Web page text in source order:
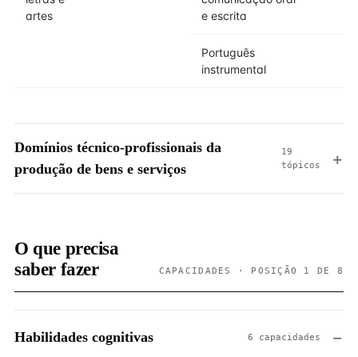
artes
e escrita
Português
instrumental
Domínios técnico-profissionais da
produção de bens e serviços
19
tópicos
O que precisa
saber fazer
CAPACIDADES · POSIÇÃO 1 DE 8
Habilidades cognitivas 6 capacidades